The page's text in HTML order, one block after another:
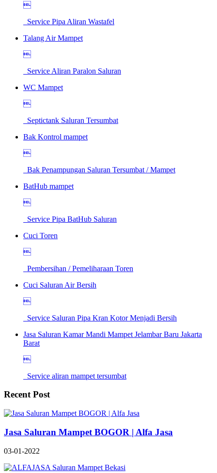

Service Pipa Aliran Wastafel
Talang Air Mampet

Service Aliran Paralon Saluran
WC Mampet

Septictank Saluran Tersumbat
Bak Kontrol mampet

Bak Penampungan Saluran Tersumbat / Mampet
BatHub mampet

Service Pipa BatHub Saluran
Cuci Toren

Pembersihan / Pemeliharaan Toren
Cuci Saluran Air Bersih

Service Saluran Pipa Kran Kotor Menjadi Bersih
Jasa Saluran Kamar Mandi Mampet Jelambar Baru Jakarta
Barat

Service aliran mampet tersumbat
Recent Post
Jasa Saluran Mampet BOGOR | Alfa Jasa
03-01-2022